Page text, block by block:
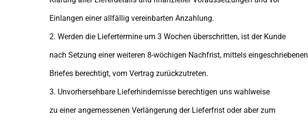
Einlangen einer allfällig vereinbarten Anzahlung.
2. Werden die Liefertermine um 3 Wochen überschritten, ist der Kunde
nach Setzung einer weiteren 8-wöchigen Nachfrist, mittels eingeschriebenen
Briefes berechtigt, vom Vertrag zurückzutreten.
3. Unvorhersehbare Lieferhindernisse berechtigen uns wahlweise
zu einer angemessenen Verlängerung der Lieferfrist oder aber zum